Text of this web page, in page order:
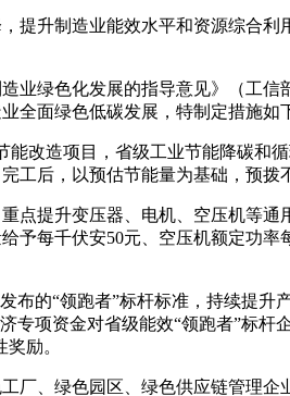
升制造业能效水平和资源综合利
绿色化发展的指导意见》（工信
全面绿色低碳发展，特制定措施如
造项目，省级工业节能降碳和
工后，以预估节能量为基础，预拨
提升变压器、电机、空压机等通
每千伏安50元、空压机额定功
的“领跑者”标杆标准，持续提升
项资金对省级能效“领跑者”标
励。
、绿色园区、绿色供应链管理企